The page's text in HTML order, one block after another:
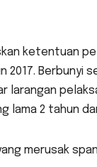
ketentuan
2017.
larangan
lama 2 tahun
merusak